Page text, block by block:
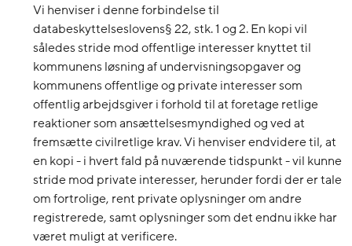
Vi henviser i denne forbindelse til
databeskyttelseslovens§ 22, stk. 1 og 2. En kopi vil
således stride mod offentlige interesser knyttet til
kommunens løsning af undervisningsopgaver og
kommunens offentlige og private interesser som
offentlig arbejdsgiver i forhold til at foretage retlige
reaktioner som ansættelsesmyndighed og ved at
fremsætte civilretlige krav. Vi henviser endvidere til, at
en kopi - i hvert fald på nuværende tidspunkt - vil kunne
stride mod private interesser, herunder fordi der er tale
om fortrolige, rent private oplysninger om andre
registrerede, samt oplysninger som det endnu ikke har
været muligt at verificere.